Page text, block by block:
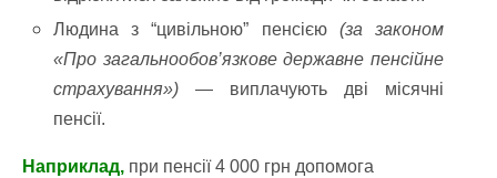
Людина з “цивільною” пенсією (за законом
«Про загальнообов’язкове державне пенсійне
страхування») — виплачують дві місячні
пенсії.
Наприклад, при пенсії 4 000 грн допомога